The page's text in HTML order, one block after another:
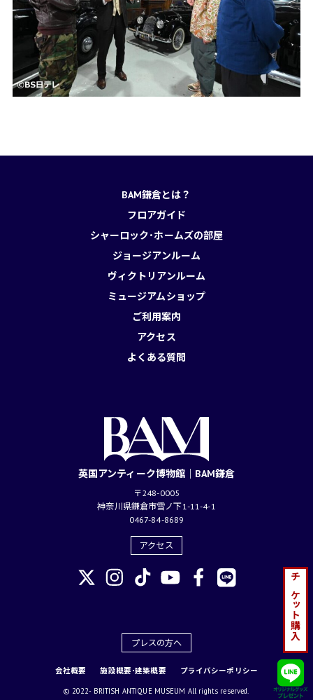
チケット購入
BAM鎌倉とは？
フロアガイド
シャーロック･ホームズの部屋
ジョージアンルーム
ヴィクトリアンルーム
ミュージアムショップ
ご利用案内
アクセス
よくある質問
英国アンティーク博物館｜BAM鎌倉
〒248-0005
神奈川県鎌倉市雪ノ下1-11-4-1
0467-84-8689
アクセス
プレスの方へ
会社概要 施設概要･建築概要 プライバシーポリシー
© 2022- BRITISH ANTIQUE MUSEUM All rights reserved.